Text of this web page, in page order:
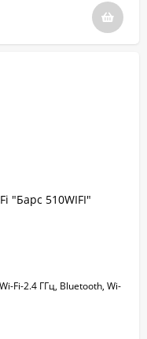
"Барс ​510WIFI"
Fi-2.4 ГГц, Bluetooth, Wi-